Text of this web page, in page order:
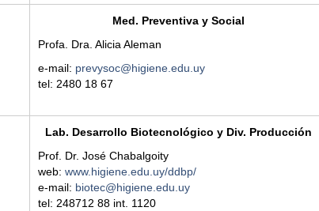
Med. Preventiva y Social
Profa. Dra. Alicia Aleman
e-mail: prevysoc@higiene.edu.uy
tel: 2480 18 67
Lab. Desarrollo Biotecnológico y Div. Producción
Prof. Dr. José Chabalgoity
web:www.higiene.edu.uy/ddbp/
e-mail: biotec@higiene.edu.uy
tel: 248712 88 int. 1120